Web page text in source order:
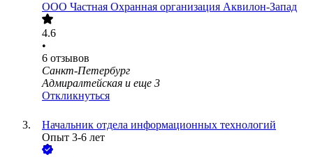
ООО Частная Охранная организация Аквилон-Запад
4.6
•
6 отзывов
Санкт-Петербург
Адмиралтейская и еще 3
Откликнуться
Начальник отдела информационных технологий
Опыт 3-6 лет